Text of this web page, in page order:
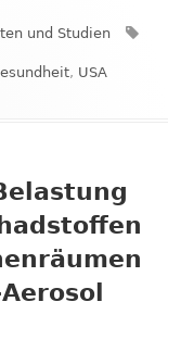
und Studien
, USA